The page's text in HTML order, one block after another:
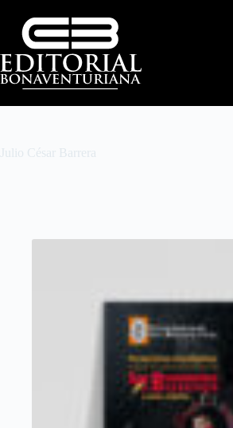
Julio César Barrera